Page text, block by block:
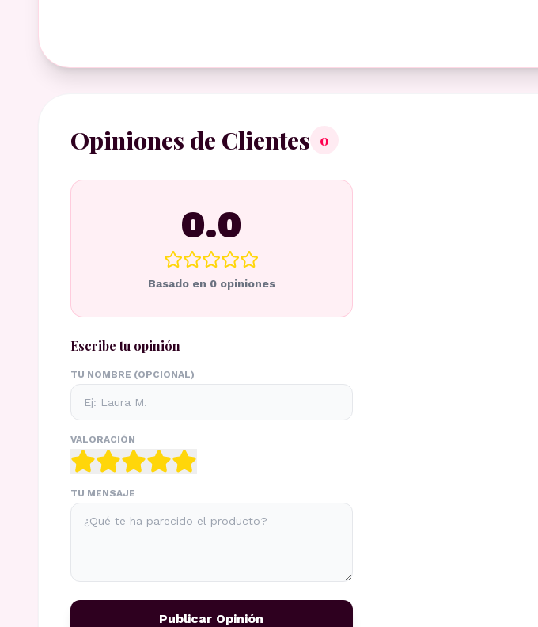
Opiniones de Clientes 0
0.0
Basado en 0opiniones
Escribe tu opinión
TU NOMBRE (OPCIONAL)
VALORACIÓN
TU MENSAJE
Publicar Opinión